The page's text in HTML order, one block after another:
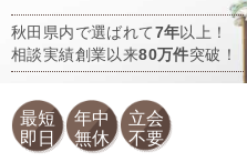
秋田県内で選ばれて7年以上！
相談実績創業以来80万件突破！
最短
即日
年中
無休
立会
不要